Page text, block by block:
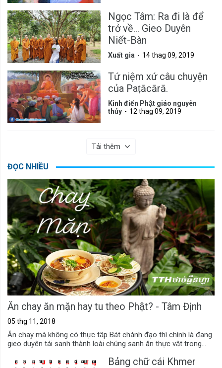
Ngọc Tâm: Ra đi là để
trở về... Gieo Duyên
Niết-Bàn
Xuất gia 14 thag 09, 2019
Tứ niệm xứ câu chuyện
của Paṭācārā.
Kinh điển Phật giáo nguyên
thủy
12 thag 09, 2019
Tải thêm
ĐỌC NHIỀU
Ăn chay ăn mặn hay tu theo Phật? - Tâm Định
05 thg 11, 2018
Ăn chay mà không có thực tập Bát chánh đạo thì chính là đang
gieo duyên tái sanh thành loài chúng sanh ăn thực vật trong...
Bảng chữ cái Khmer